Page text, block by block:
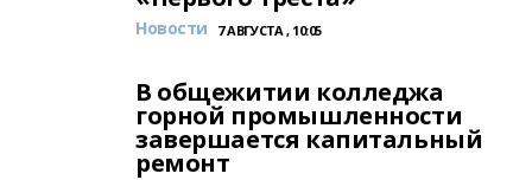
Новости 7 АВГУСТА , 10:05
В общежитии колледжа
горной промышленности
завершается капитальный
ремонт